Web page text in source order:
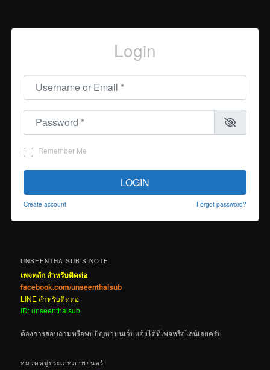
Login
Username or Email
Password
Remember Me
LOGIN
Create account Forgot password?
UNSEENTHAISUB’S NOTE
เพจหลัก สำหรับติดต่อ
facebook.com/unseenthaisub
LINE สำหรับติดต่อ
ID: unseenthaisub
ต้องการสอบถามหรือพบปัญหาบนเว็บแจ้งได้ที่เพจหรือไลน์เลยครับ
หมวดหมู่ประเภทภาพยนตร์